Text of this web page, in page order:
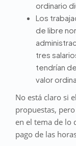
ordinario
Los
de libre
tres
tendrían
valor
No está claro si
propuestas,
en el tema de lo
pago de las